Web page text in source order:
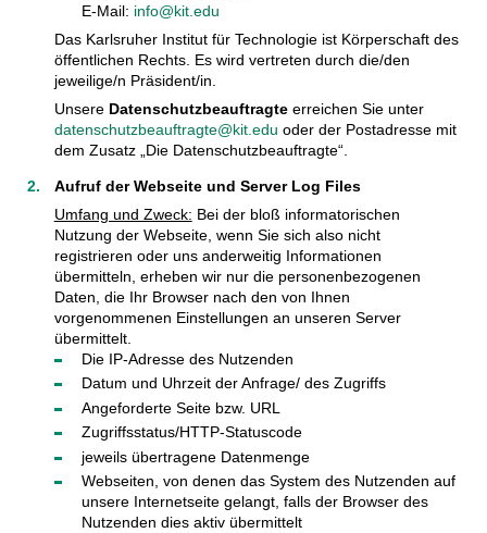
E-Mail: info@kit.edu
Das Karlsruher Institut für Technologie ist Körperschaft des
öffentlichen Rechts. Es wird vertreten durch die/den
jeweilige/n Präsident/in.
Unsere Datenschutzbeauftragteerreichen Sie unter
datenschutzbeauftragte@kit.edu oder der Postadresse mit
dem Zusatz „Die Datenschutzbeauftragte“.
Aufruf der Webseite und Server Log Files
Umfang und Zweck: Bei der bloß informatorischen
Nutzung der Webseite, wenn Sie sich also nicht
registrieren oder uns anderweitig Informationen
übermitteln, erheben wir nur die personenbezogenen
Daten, die Ihr Browser nach den von Ihnen
vorgenommenen Einstellungen an unseren Server
übermittelt.
Die IP-Adresse des Nutzenden
Datum und Uhrzeit der Anfrage/ des Zugriffs
Angeforderte Seite bzw. URL
Zugriffsstatus/HTTP-Statuscode
jeweils übertragene Datenmenge
Webseiten, von denen das System des Nutzenden auf
unsere Internetseite gelangt, falls der Browser des
Nutzenden dies aktiv übermittelt